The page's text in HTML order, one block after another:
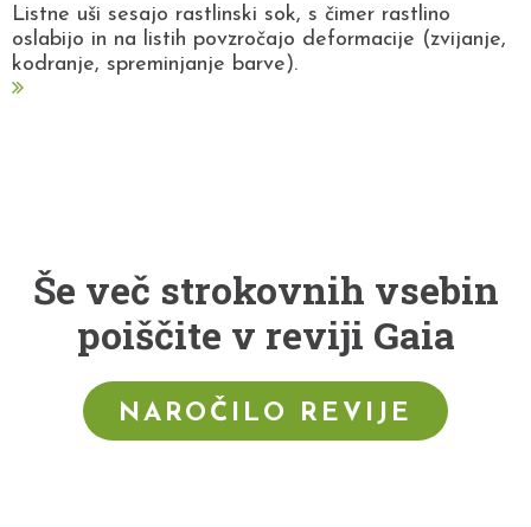
Listne uši sesajo rastlinski sok, s čimer rastlino
oslabijo in na listih povzročajo deformacije (zvijanje,
kodranje, spreminjanje barve).
Še več strokovnih vsebin
poiščite v reviji Gaia
NAROČILO REVIJE